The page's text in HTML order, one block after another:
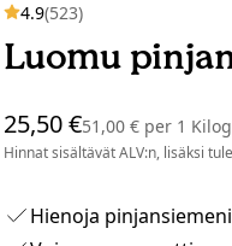
4.9(523)
Luomu
25,50 €51,00 € per1
Hinnat sisältävät ALV:n, lisäksi
Hienoja